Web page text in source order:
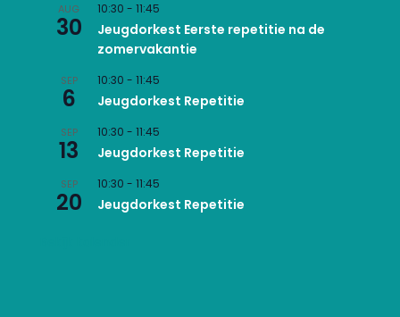
AUG
30
10:30 - 11:45
Jeugdorkest Eerste repetitie na de
zomervakantie
SEP
6
10:30 - 11:45
Jeugdorkest Repetitie
SEP
13
10:30 - 11:45
Jeugdorkest Repetitie
SEP
20
10:30 - 11:45
Jeugdorkest Repetitie